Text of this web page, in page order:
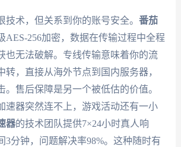
技术，但关系到你的账号安全。 番茄
AES-256加密，数据在传输过程中全程
也无法破解。专线传输意味着你的流
转，直接从海外节点到国内服务器，
。售后保障是另一个被低估的价值。
速器突然连不上，游戏活动还有一小
器的技术团队提供7×24小时真人响
3分钟，问题解决率98%。这种随时有